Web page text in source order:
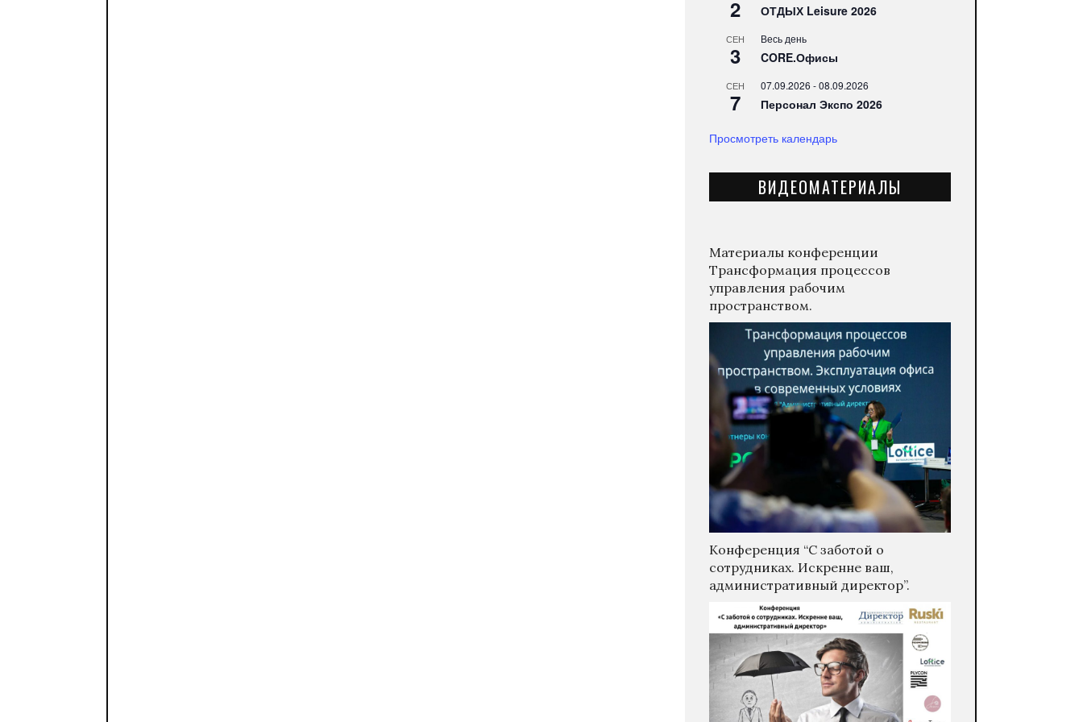
2 ОТДЫХ Leisure 2026
СЕН
3
Весь день
CORE.Офисы
СЕН
7
07.09.2026 -08.09.2026
Персонал Экспо 2026
Просмотреть календарь
ВИДЕОМАТЕРИАЛЫ
Материалы конференции
Трансформация процессов
управления рабочим
пространством.
Конференция “С заботой о
сотрудниках. Искренне ваш,
административный директор”.